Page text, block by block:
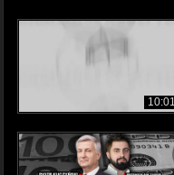
10:01